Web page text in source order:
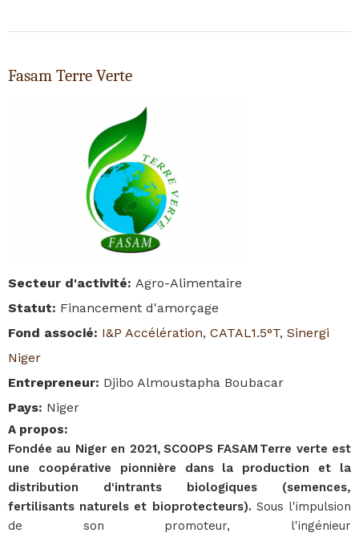
Fasam Terre Verte
Secteur d'activité: Agro-Alimentaire
Statut: Financement d'amorçage
Fond associé: I&P Accélération, CATAL1.5°T, Sinergi
Niger
Entrepreneur: Djibo Almoustapha Boubacar
Pays: Niger
A propos:
Fondée au Niger en 2021, SCOOPS FASAM Terre verte est
une coopérative pionnière dans la production et la
distribution d'intrants biologiques (semences,
fertilisants naturels et bioprotecteurs). Sous l'impulsion
de son promoteur, l'ingénieur